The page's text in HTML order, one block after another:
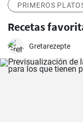
PRIMEROS
Recetas
Gretarezepte